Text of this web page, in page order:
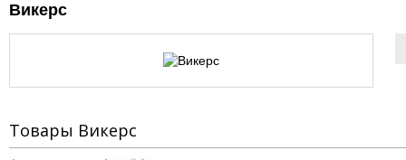
Викерс
Товары Викерс